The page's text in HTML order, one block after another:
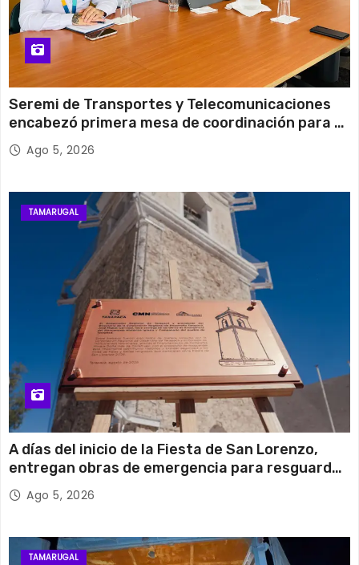
Seremi de Transportes y Telecomunicaciones
encabezó primera mesa de coordinación para el
retiro de cables en desuso en Iquique
Ago 5, 2026
TAMARUGAL
A días del inicio de la Fiesta de San Lorenzo,
entregan obras de emergencia para resguardar
su histórico campanario
Ago 5, 2026
TAMARUGAL